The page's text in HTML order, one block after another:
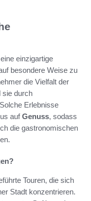
einzigartige
besondere Weise zu
die Vielfalt der
sie durch
Erlebnisse
aufGenuss, sodass
die gastronomischen
Touren, die sich
Stadt konzentrieren.